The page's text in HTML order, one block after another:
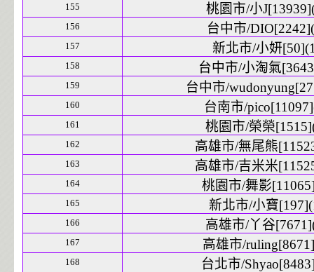
155 桃園市/小
156 台中市/
157 新北市/小妍
158 台中市/小淘氣
159 台中市/
160 台南市/
161 桃園市/榮榮
162 高雄市/無尾熊
163 高雄市/吉米米
164 桃園市/舞影
165 新北市/小寶
166 高雄市/丫谷
167 高雄市/
168 台北市/